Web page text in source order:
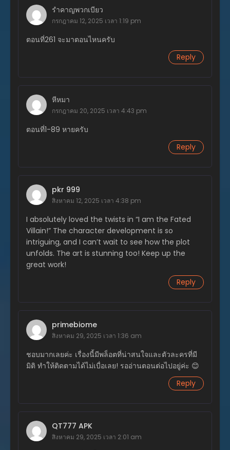
ตอนที่ 301
ตอนที่ 298
ตอนที่ 296
ธันวาคม 3, 2025
ตอนที่ 295
ธันวาคม 2, 2025
ตอนที่ 294
พฤศจิกายน 25, 2025
ตอนที่ 293
ตอนที่ 292
พฤศจิกายน 25, 2025
ตอนที่ 291
พฤศจิกายน 25, 2025
ตอนที่ 290
พฤศจิกายน 4, 2025
ตอนที่ 288
ตุลาคม 28, 2025
รำคาญพวกเบียว
กรกฎาคม 12, 2025 เวลา 1:19 pm
ตอนที่261 จะมาตอนไหนครับ
Reply
หีหมา
กรกฎาคม 20, 2025 เวลา 4:43 pm
ตอนที่1-89 หายครับ
Reply
pkr 999
สิงหาคม 12, 2025 เวลา 4:38 pm
I absolutely loved the twists in “I am the Fated
Villain!” The character development is so
intriguing, and I can’t wait to see how the plot
unfolds. The art is stunning too! Keep up the
great work!
Reply
primebiome
สิงหาคม 29, 2025 เวลา 1:36 am
ชอบมากเลยค่ะ เรื่องนี้มีพล็อตที่น่าสนใจและตัวละครที่มี
มิติ ทำให้ติดตามได้ไม่เบื่อเลย! รออ่านตอนต่อไปอยู่ค่ะ 😊
Reply
QT777 APK
สิงหาคม 29, 2025 เวลา 2:01 am